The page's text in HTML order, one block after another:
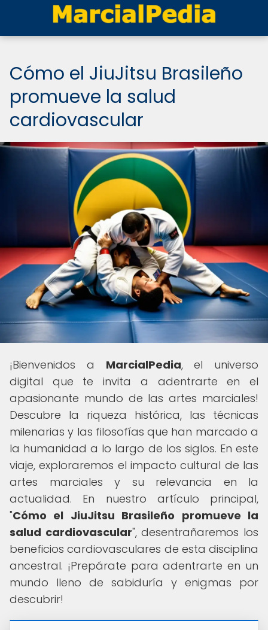
Cómo el JiuJitsu Brasileño
promueve la salud
cardiovascular
¡Bienvenidos a MarcialPedia, el universo
digital que te invita a adentrarte en el
apasionante mundo de las artes marciales!
Descubre la riqueza histórica, las técnicas
milenarias y las filosofías que han marcado a
la humanidad a lo largo de los siglos. En este
viaje, exploraremos el impacto cultural de las
artes marciales y su relevancia en la
actualidad. En nuestro artículo principal,
"Cómo el JiuJitsu Brasileño promueve la
salud cardiovascular", desentrañaremos los
beneficios cardiovasculares de esta disciplina
ancestral. ¡Prepárate para adentrarte en un
mundo lleno de sabiduría y enigmas por
descubrir!